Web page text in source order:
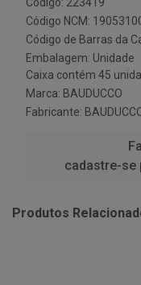
Código NCM:
Código de Barras da
Embalagem: Unidade
Caixa contém 45
Marca: BAUDUCCO
Fabricante:
cadastre-se
Produtos